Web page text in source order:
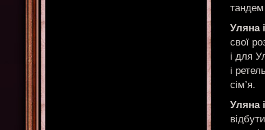
тандем
Уляна
свої
і для
і
сім’я.
Уляна